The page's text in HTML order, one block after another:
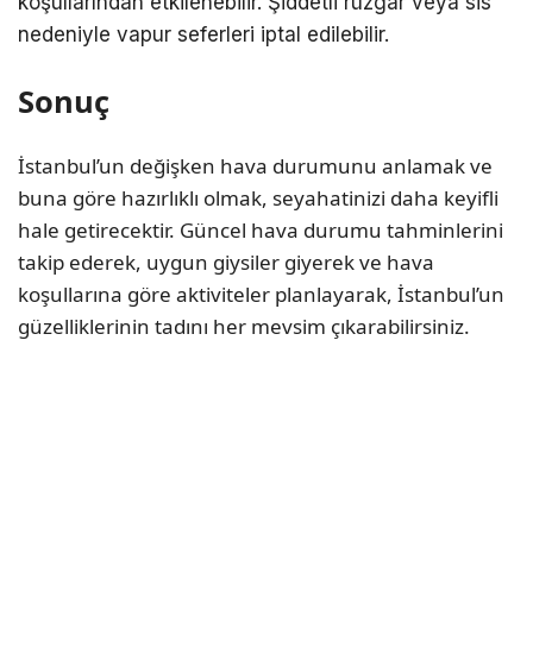
nedeniyle vapur seferleri iptal edilebilir.
Sonuç
İstanbul’un değişken hava durumunu anlamak ve
buna göre hazırlıklı olmak, seyahatinizi daha keyifli
hale getirecektir. Güncel hava durumu tahminlerini
takip ederek, uygun giysiler giyerek ve hava
koşullarına göre aktiviteler planlayarak, İstanbul’un
güzelliklerinin tadını her mevsim çıkarabilirsiniz.